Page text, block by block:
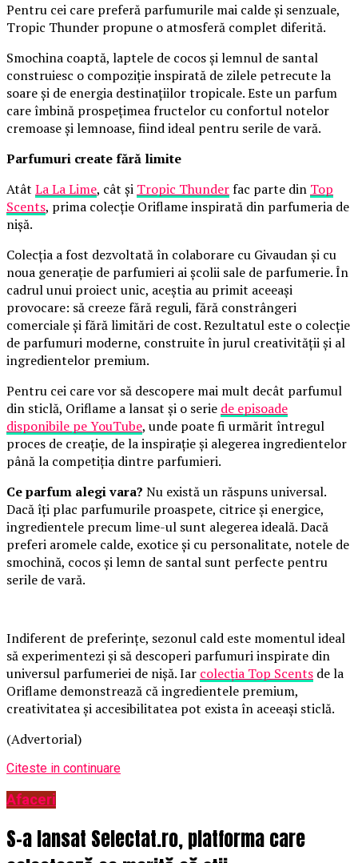
Pentru cei care preferă parfumurile mai calde și senzuale,
Tropic Thunder propune o atmosferă complet diferită.
Smochina coaptă, laptele de cocos și lemnul de santal
construiesc o compoziție inspirată de zilele petrecute la
soare și de energia destinațiilor tropicale. Este un parfum
care îmbină prospețimea fructelor cu confortul notelor
cremoase și lemnoase, fiind ideal pentru serile de vară.
Parfumuri create fără limite
Atât La La Lime, cât și Tropic Thunderfac parte din Top
Scents, prima colecție Oriflame inspirată din parfumeria de
nișă.
Colecția a fost dezvoltată în colaborare cu Givaudan și cu
noua generație de parfumieri ai școlii sale de parfumerie. În
cadrul unui proiect unic, aceștia au primit aceeași
provocare: să creeze fără reguli, fără constrângeri
comerciale și fără limitări de cost. Rezultatul este o colecție
de parfumuri moderne, construite în jurul creativității și al
ingredientelor premium.
Pentru cei care vor să descopere mai mult decât parfumul
din sticlă, Oriflame a lansat și o serie de episoade
disponibile pe YouTube, unde poate fi urmărit întregul
proces de creație, de la inspirație și alegerea ingredientelor
până la competiția dintre parfumieri.
Ce parfum alegi vara? Nu există un răspuns universal.
Dacă îți plac parfumurile proaspete, citrice și energice,
ingredientele precum lime-ul sunt alegerea ideală. Dacă
preferi aromele calde, exotice și cu personalitate, notele de
smochină, cocos și lemn de santal sunt perfecte pentru
serile de vară.
Indiferent de preferințe, sezonul cald este momentul ideal
să experimentezi și să descoperi parfumuri inspirate din
universul parfumeriei de nișă. Iar colecția Top Scents de la
Oriflame demonstrează că ingredientele premium,
creativitatea și accesibilitatea pot exista în aceeași sticlă.
(Advertorial)
Citeste in continuare
Afaceri
S-a lansat Selectat.ro, platforma care